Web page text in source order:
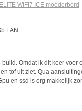
WIFI7 ICE moederbord
LAN
Omdat ik dit keer voor
tof uit ziet. Qua
en ssd is erg makkelijk